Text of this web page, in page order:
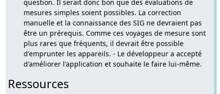
question. Il serait donc bon que des évaluations de
mesures simples soient possibles. La correction
manuelle et la connaissance des SIG ne devraient pas
être un prérequis. Comme ces voyages de mesure sont
plus rares que fréquents, il devrait être possible
d'emprunter les appareils. - Le développeur a accepté
d'améliorer l'application et souhaite le faire lui-même.
Ressources